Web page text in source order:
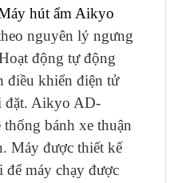
hút ẩm Aikyo
nguyên lý ngưng
động tự động
điều khiển điện tử
đặt. Aikyo AD-
bánh xe thuận
Máy được thiết kế
để máy chạy được